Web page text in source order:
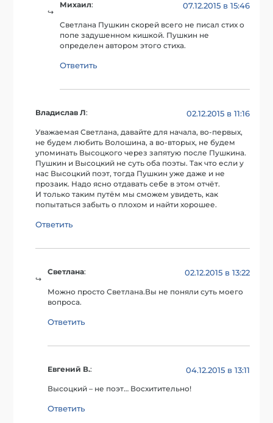
Михаил: 07.12.2015 в 15:46
Светлана Пушкин скорей всего не писал стих о
попе задушенном кишкой. Пушкин не
определен автором этого стиха.
Ответить
Владислав Л: 02.12.2015 в 11:16
Уважаемая Светлана, давайте для начала, во-первых,
не будем любить Волошина, а во-вторых, не будем
упоминать Высоцкого через запятую после Пушкина.
Пушкин и Высоцкий не суть оба поэты. Так что если у
нас Высоцкий поэт, тогда Пушкин уже даже и не
прозаик. Надо ясно отдавать себе в этом отчёт.
И только таким путём мы сможем увидеть, как
попытаться забыть о плохом и найти хорошее.
Ответить
Светлана: 02.12.2015 в 13:22
Можно просто Светлана.Вы не поняли суть моего
вопроса.
Ответить
Евгений В.: 04.12.2015 в 13:11
Высоцкий – не поэт… Восхитительно!
Ответить